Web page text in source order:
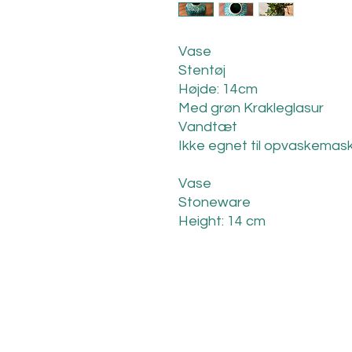
Vase
Stentøj
Højde: 14cm
Med grøn Krakleglasur
Vandtæt
Ikke egnet til
Vase
Stoneware
Height: 14 cm